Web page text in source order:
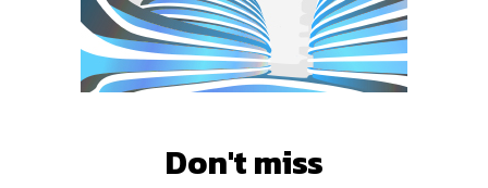
Don't miss